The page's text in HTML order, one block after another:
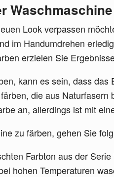
Waschmaschine
Look verpassen
im Handumdrehen
erzielen Sie
kann es sein, dass
die aus
an, allerdings ist mit
zu färben, gehen Sie
Farbton aus der
hohen Temperaturen